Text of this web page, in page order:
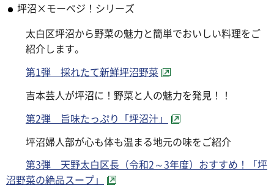
坪沼×モーベジ！シリーズ
太白区坪沼から野菜の魅力と簡単でおいしい料理をご
紹介します。
第1弾 採れたて新鮮坪沼野菜
吉本芸人が坪沼に！野菜と人の魅力を発見！！
第2弾 旨味たっぷり「坪沼汁」
坪沼婦人部が心も体も温まる地元の味をご紹介
第3弾 天野太白区長（令和2～3年度）おすすめ！「坪
沼野菜の絶品スープ」